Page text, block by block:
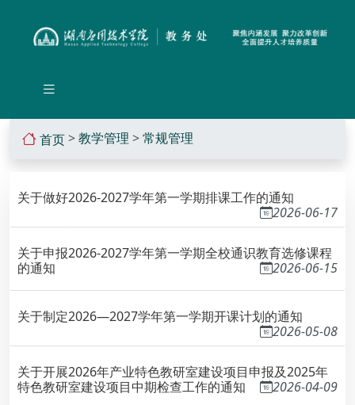
首页>教学管理 >常规管理
关于做好2026-2027学年第一学期排课工作的通知
2026-06-17
关于申报2026-2027学年第一学期全校通识教育选修课程
的通知
2026-06-15
关于制定2026—2027学年第一学期开课计划的通知
2026-05-08
关于开展2026年产业特色教研室建设项目申报及2025年
特色教研室建设项目中期检查工作的通知
2026-04-09